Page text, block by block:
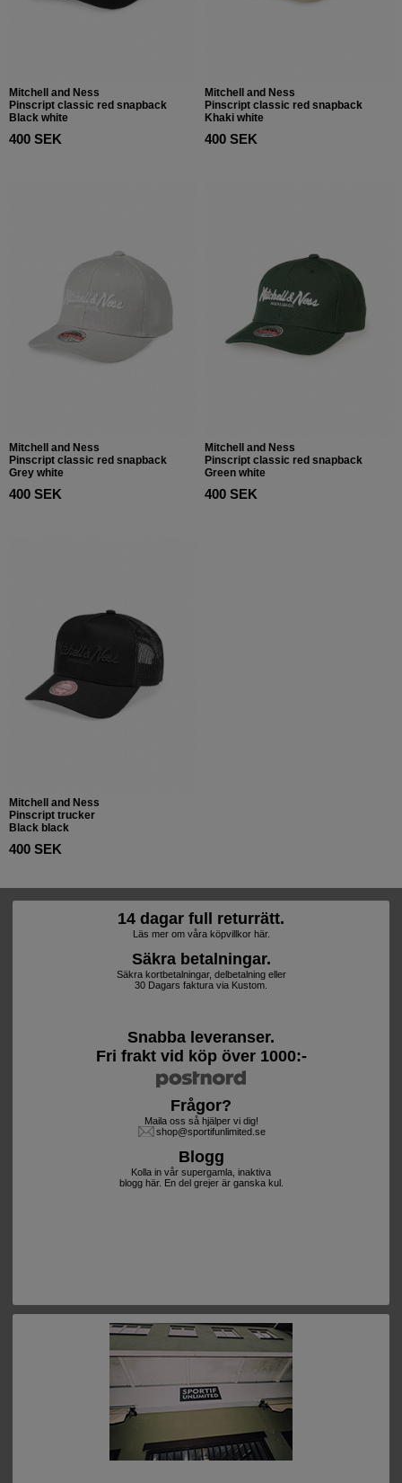
Mitchell and Ness
Pinscript classic red snapback
Black white
400 SEK
Mitchell and Ness
Pinscript classic red snapback
Khaki white
400 SEK
Mitchell and Ness
Pinscript classic red snapback
Grey white
400 SEK
Mitchell and Ness
Pinscript classic red snapback
Green white
400 SEK
Mitchell and Ness
Pinscript trucker
Black black
400 SEK
14 dagar full returrätt.
Läs mer om våra köpvillkor här.
Säkra betalningar.
Säkra kortbetalningar, delbetalning eller
30 Dagars faktura via Kustom.
Snabba leveranser.
Fri frakt vid köp över 1000:-
Frågor?
Maila oss så hjälper vi dig!
shop@sportifunlimited.se
Blogg
Kolla in vår supergamla, inaktiva
blogg här. En del grejer är ganska kul.